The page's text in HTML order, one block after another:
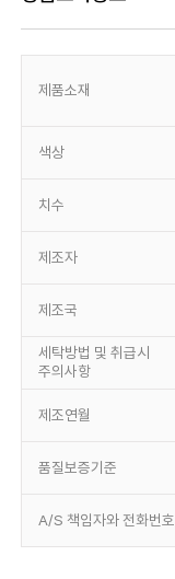
제품소재
색상
치수
제조자
제조국
세탁방법 및 취급시
주의사항
제조연월
품질보증기준
A/S 책임자와 전화번호